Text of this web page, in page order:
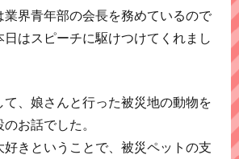
界青年部の会長を務めているので
はスピーチに駆けつけてくれまし
、娘さんと行った被災地の動物を
お話でした。
きということで、被災ペットの支